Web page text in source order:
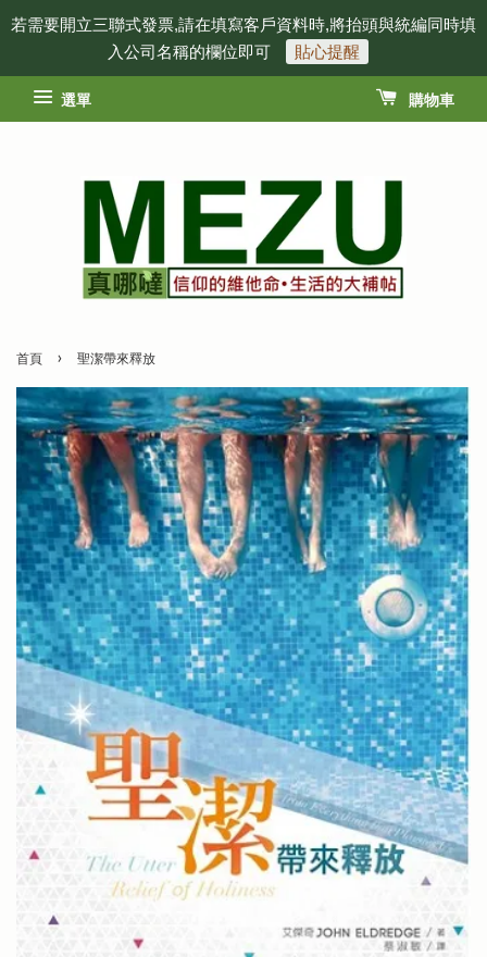
若需要開立三聯式發票,請在填寫客戶資料時,將抬頭與統編同時填
入公司名稱的欄位即可
貼心提醒
選單 購物車
首頁 › 聖潔帶來釋放